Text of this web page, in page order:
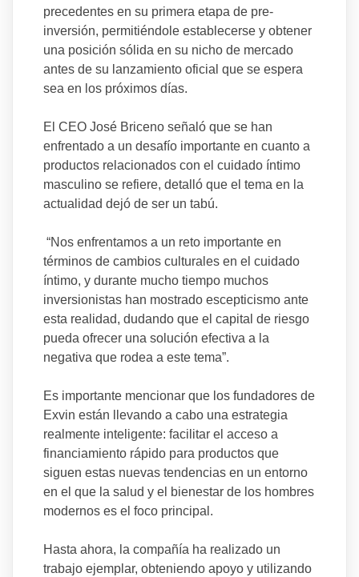
precedentes en su primera etapa de pre-
inversión, permitiéndole establecerse y obtener
una posición sólida en su nicho de mercado
antes de su lanzamiento oficial que se espera
sea en los próximos días.
El CEO José Briceno señaló que se han
enfrentado a un desafío importante en cuanto a
productos relacionados con el cuidado íntimo
masculino se refiere, detalló que el tema en la
actualidad dejó de ser un tabú.
“Nos enfrentamos a un reto importante en
términos de cambios culturales en el cuidado
íntimo, y durante mucho tiempo muchos
inversionistas han mostrado escepticismo ante
esta realidad, dudando que el capital de riesgo
pueda ofrecer una solución efectiva a la
negativa que rodea a este tema”.
Es importante mencionar que los fundadores de
Exvin están llevando a cabo una estrategia
realmente inteligente: facilitar el acceso a
financiamiento rápido para productos que
siguen estas nuevas tendencias en un entorno
en el que la salud y el bienestar de los hombres
modernos es el foco principal.
Hasta ahora, la compañía ha realizado un
trabajo ejemplar, obteniendo apoyo y utilizando